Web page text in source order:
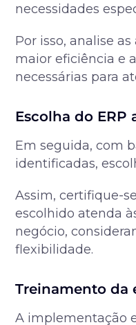
necessidades
Por isso, analise
maior eficiência e
necessárias para
Escolha do ERP
Em seguida, com
identificadas,
Assim, certifique-
escolhido atenda
negócio,
flexibilidade.
Treinamento da
A implementação